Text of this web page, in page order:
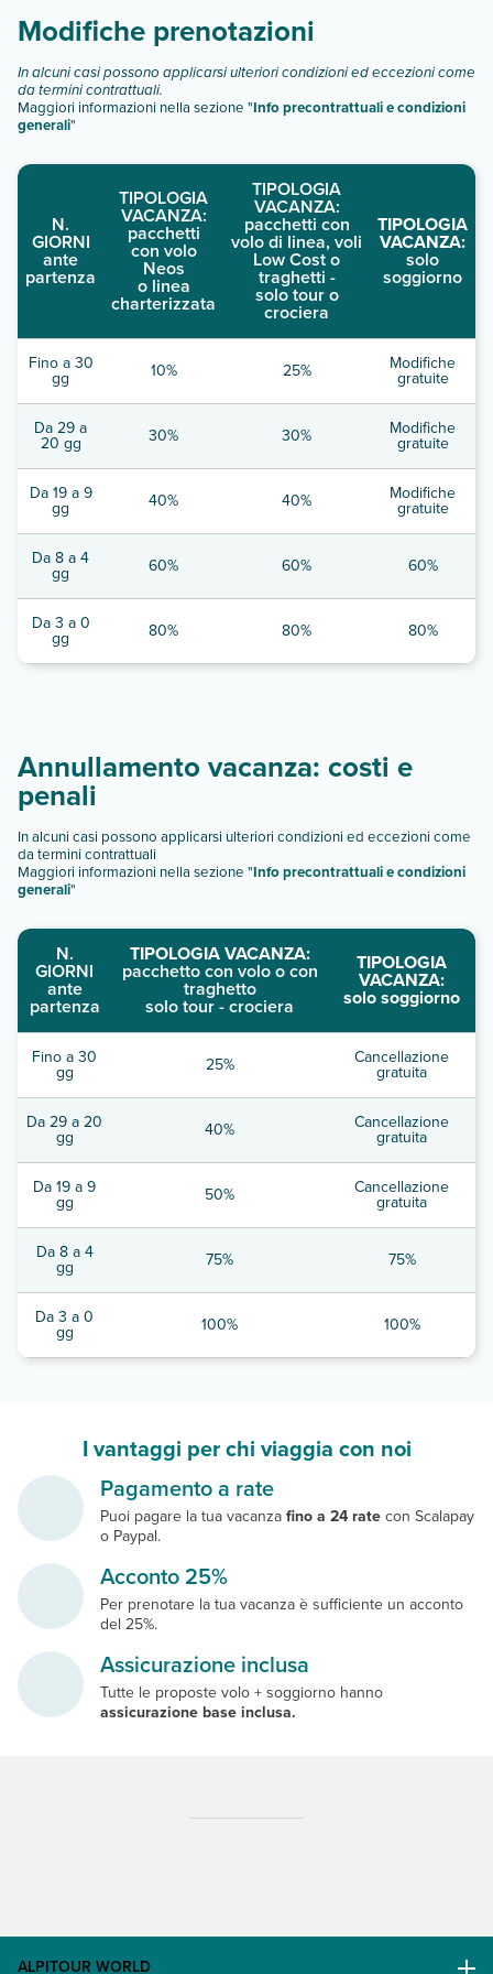
Modifiche prenotazioni
In alcuni casi possono applicarsi ulteriori condizioni ed eccezioni come
da termini contrattuali.
Maggiori informazioni nella sezione "Info precontrattuali e condizioni
generali"
N.
GIORNI
ante
partenza
TIPOLOGIA
VACANZA:
pacchetti
con volo
Neos
o linea
charterizzata
TIPOLOGIA
VACANZA:
pacchetti con
volo di linea, voli
Low Cost o
traghetti -
solo tour o
crociera
TIPOLOGIA
VACANZA:
solo
soggiorno
Fino a 30
gg 10% 25% Modifiche
gratuite
Da 29 a
20 gg 30% 30% Modifiche
gratuite
Da 19 a 9
gg 40% 40% Modifiche
gratuite
Da 8 a 4
gg 60% 60% 60%
Da 3 a 0
gg 80% 80% 80%
Annullamento vacanza: costi e
penali
In alcuni casi possono applicarsi ulteriori condizioni ed eccezioni come
da termini contrattuali
Maggiori informazioni nella sezione "Info precontrattuali e condizioni
generali"
N.
GIORNI
ante
partenza
TIPOLOGIA VACANZA:
pacchetto con volo o con
traghetto
solo tour - crociera
TIPOLOGIA
VACANZA:
solo soggiorno
Fino a 30
gg 25% Cancellazione
gratuita
Da 29 a 20
gg 40% Cancellazione
gratuita
Da 19 a 9
gg 50% Cancellazione
gratuita
Da 8 a 4
gg 75% 75%
Da 3 a 0
gg 100% 100%
I vantaggi per chi viaggia con noi
Pagamento a rate
Puoi pagare la tua vacanzafino a 24 ratecon Scalapay
o Paypal.
Acconto 25%
Per prenotare la tua vacanza è sufficiente un acconto
del 25%.
Assicurazione inclusa
Tutte le proposte volo + soggiorno hanno
assicurazione base inclusa.
ALPITOUR WORLD